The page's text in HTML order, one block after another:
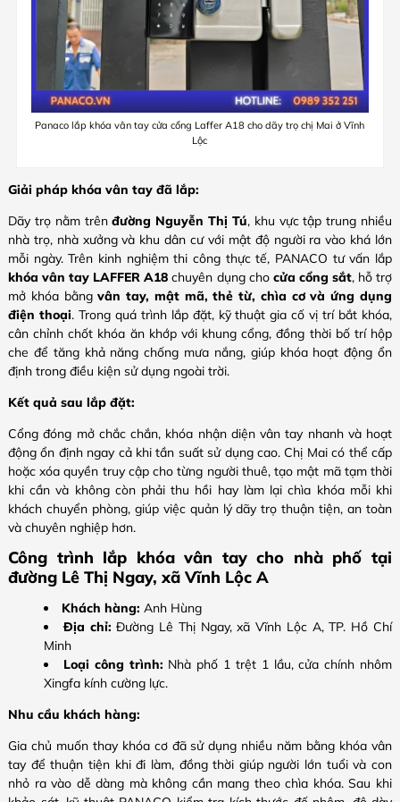
Panaco lắp khóa vân tay cửa cổng Laffer A18 cho dãy trọ chị Mai ở Vĩnh
Lộc
Giải pháp khóa vân tay đã lắp:
Dãy trọ nằm trênđường Nguyễn Thị Tú, khu vực tập trung nhiều
nhà trọ, nhà xưởng và khu dân cư với mật độ người ra vào khá lớn
mỗi ngày. Trên kinh nghiệm thi công thực tế, PANACO tư vấn lắp
khóa vân tay LAFFER A18 chuyên dụng cho cửa cổng sắt, hỗ trợ
mở khóa bằngvân tay, mật mã, thẻ từ, chìa cơ và ứng dụng
điện thoại. Trong quá trình lắp đặt, kỹ thuật gia cố vị trí bắt khóa,
cân chỉnh chốt khóa ăn khớp với khung cổng, đồng thời bố trí hộp
che để tăng khả năng chống mưa nắng, giúp khóa hoạt động ổn
định trong điều kiện sử dụng ngoài trời.
Kết quả sau lắp đặt:
Cổng đóng mở chắc chắn, khóa nhận diện vân tay nhanh và hoạt
động ổn định ngay cả khi tần suất sử dụng cao. Chị Mai có thể cấp
hoặc xóa quyền truy cập cho từng người thuê, tạo mật mã tạm thời
khi cần và không còn phải thu hồi hay làm lại chìa khóa mỗi khi
khách chuyển phòng, giúp việc quản lý dãy trọ thuận tiện, an toàn
và chuyên nghiệp hơn.
Công trình lắp khóa vân tay cho nhà phố tại
đường Lê Thị Ngay, xã Vĩnh Lộc A
Khách hàng: Anh Hùng
Địa chỉ: Đường Lê Thị Ngay, xã Vĩnh Lộc A, TP. Hồ Chí
Minh
Loại công trình: Nhà phố 1 trệt 1 lầu, cửa chính nhôm
Xingfa kính cường lực.
Nhu cầu khách hàng:
Gia chủ muốn thay khóa cơ đã sử dụng nhiều năm bằng khóa vân
tay để thuận tiện khi đi làm, đồng thời giúp người lớn tuổi và con
nhỏ ra vào dễ dàng mà không cần mang theo chìa khóa. Sau khi